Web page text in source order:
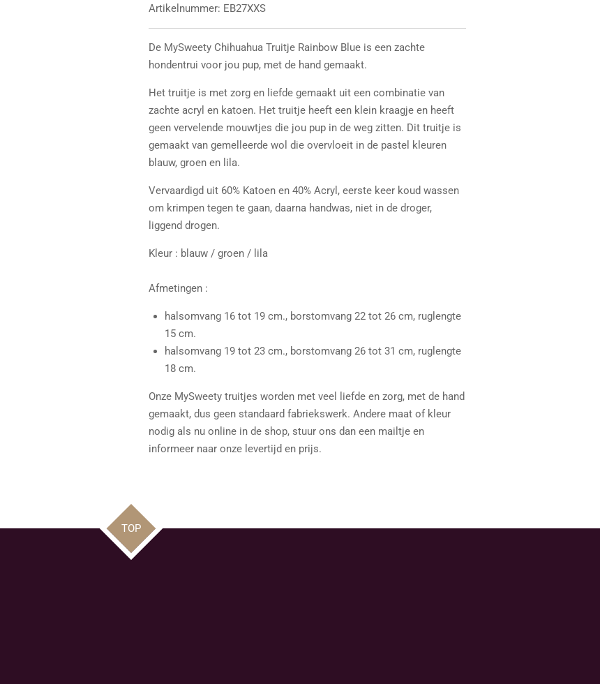
Artikelnummer: EB27XXS
De MySweety Chihuahua Truitje Rainbow Blue is een zachte
hondentrui voor jou pup, met de hand gemaakt.
Het truitje is met zorg en liefde gemaakt uit een combinatie van
zachte acryl en katoen. Het truitje heeft een klein kraagje en heeft
geen vervelende mouwtjes die jou pup in de weg zitten. Dit truitje is
gemaakt van gemelleerde wol die overvloeit in de pastel kleuren
blauw, groen en lila.
Vervaardigd uit 60% Katoen en 40% Acryl, eerste keer koud wassen
om krimpen tegen te gaan, daarna handwas, niet in de droger,
liggend drogen.
Kleur : blauw / groen / lila
Afmetingen :
halsomvang 16 tot 19 cm., borstomvang 22 tot 26 cm, ruglengte
15 cm.
halsomvang 19 tot 23 cm., borstomvang 26 tot 31 cm, ruglengte
18 cm.
Onze MySweety truitjes worden met veel liefde en zorg, met de hand
gemaakt, dus geen standaard fabriekswerk. Andere maat of kleur
nodig als nu online in de shop, stuur ons dan een mailtje en
informeer naar onze levertijd en prijs.
TOP